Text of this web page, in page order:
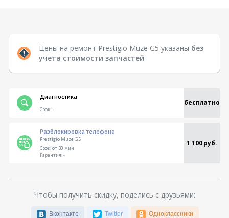
Цены на ремонт Prestigio Muze G5 указаны без
учета стоимости запчастей
Диагностика
бесплатно
Срок:-
Разблокировка телефона
Prestigio Muze G5 1 100 руб.
Срок:от 30 мин
Гарантия:-
Чтобы получить скидку, поделись с друзьями:
Вконтакте Twitter Одноклассники